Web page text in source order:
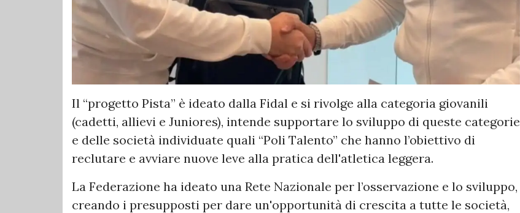
Il “progetto Pista” è ideato dalla Fidal e si rivolge alla categoria giovanili
(cadetti, allievi e Juniores), intende supportare lo sviluppo di queste categorie
e delle società individuate quali “Poli Talento” che hanno l’obiettivo di
reclutare e avviare nuove leve alla pratica dell'atletica leggera.
La Federazione ha ideato una Rete Nazionale per l’osservazione e lo sviluppo,
creando i presupposti per dare un'opportunità di crescita a tutte le società,